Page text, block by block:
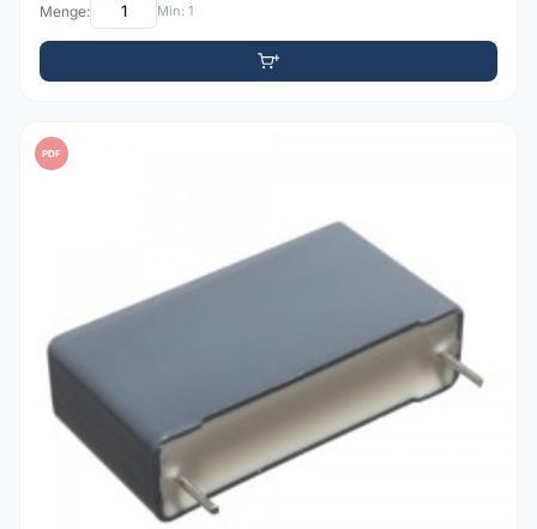
Menge: Min: 1
PDF